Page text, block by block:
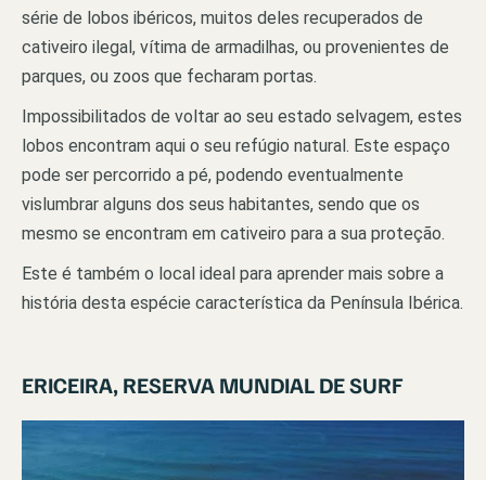
série de lobos ibéricos, muitos deles recuperados de
cativeiro ilegal, vítima de armadilhas, ou provenientes de
parques, ou zoos que fecharam portas.
Impossibilitados de voltar ao seu estado selvagem, estes
lobos encontram aqui o seu refúgio natural. Este espaço
pode ser percorrido a pé, podendo eventualmente
vislumbrar alguns dos seus habitantes, sendo que os
mesmo se encontram em cativeiro para a sua proteção.
Este é também o local ideal para aprender mais sobre a
história desta espécie característica da Península Ibérica.
ERICEIRA, RESERVA MUNDIAL DE SURF